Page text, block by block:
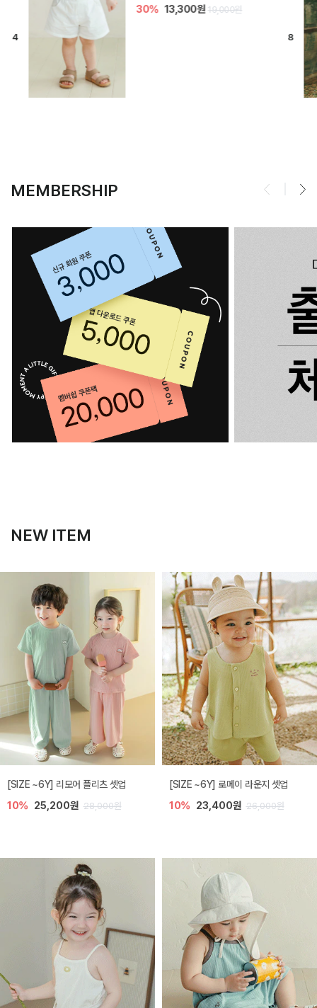
20% 16,000원 20,000원
MEMBERSHIP
NEW ITEM
[SIZE ~6Y] 리모어 플리츠 셋업
10% 25,200원 28,000원
[SIZE ~6Y] 로메이 라운지 셋업
10% 23,400원 26,000원